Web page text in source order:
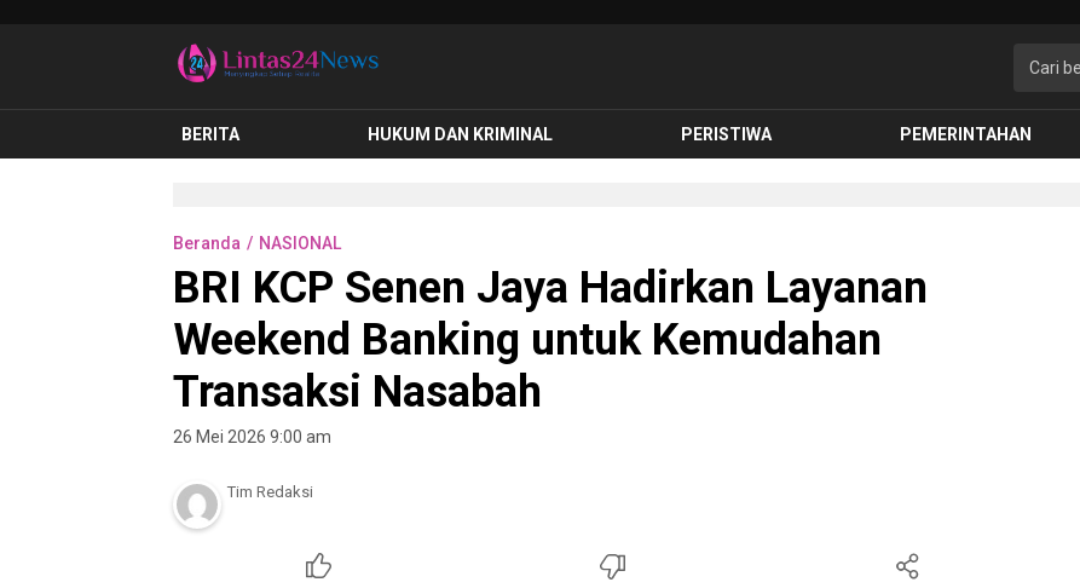
lintas24news.com
Menyingkap Setiap Realita
BERITA HUKUM DAN KRIMINAL PERISTIWA PEMERINTAHAN
Beranda NASIONAL
BRI KCP Senen Jaya Hadirkan Layanan
Weekend Banking untuk Kemudahan
Transaksi Nasabah
26 Mei 2026 9:00 am
Tim Redaksi